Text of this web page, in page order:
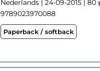
Nederlands | 24-09-2015 | 80
9789023970088
Paperback / softback